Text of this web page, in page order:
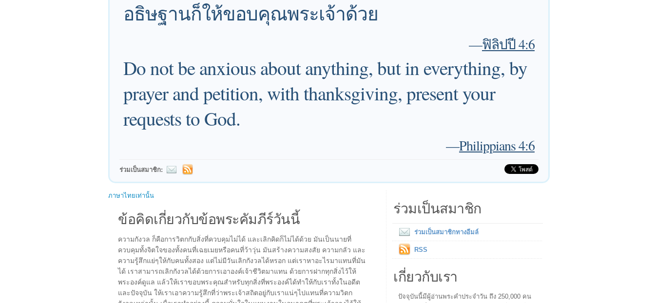
อธิษฐานก็ให้ขอบคุณพระเจ้าด้วย
—ฟิลิปปี 4:6
Do not be anxious about anything, but in everything, by
prayer and petition, with thanksgiving, present your
requests to God.
—Philippians 4:6
ร่วมเป็นสมาชิก:
ภาษาไทยเท่านั้น
ข้อคิดเกี่ยวกับข้อพระคัมภีร์วันนี้
ความกังวล ก็คือการวิตกกับสิ่งที่ควบคุมไม่ได้ และเลิกคิดก็ไม่ได้ด้วย มันเป็นนายที่
ควบคุมทั้งจิตใจของทั้งคนที่เฉยเมยหรือคนที่ว้าวุ่น มันสร้างความสงสัย ความกลัว และ
ความรู้สึกแย่ๆให้กับคนทั้งสอง แต่ไม่มีวันเลิกกังวลได้หรอก แต่เราหาอะไรมาแทนที่มัน
ได้ เราสามารถเลิกกังวลได้ด้วยการเอาองค์เจ้าชีวิตมาแทน ด้วยการฝากทุกสิ่งไว้ให้
พระองค์ดูแล แล้วให้เราขอบพระคุณสำหรับทุกสิ่งที่พระองค์ได้ทำให้กับเราทั้งในอดีต
และปัจจุบัน ให้เราเอาความรู้สึกที่ว่าพระเจ้าสถิตอยู่กับเราแน่ๆไปแทนที่ความวิตก
ร่วมเป็นสมาชิก
ร่วมเป็นสมาชิกทางอีมล์
RSS
เกี่ยวกับเรา
ปัจจุบันนี้มีผู้อ่านพระคำประจำวัน ถึง 250,000 คน